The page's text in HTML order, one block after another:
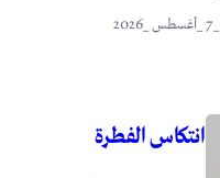
انتكاس الفطرة